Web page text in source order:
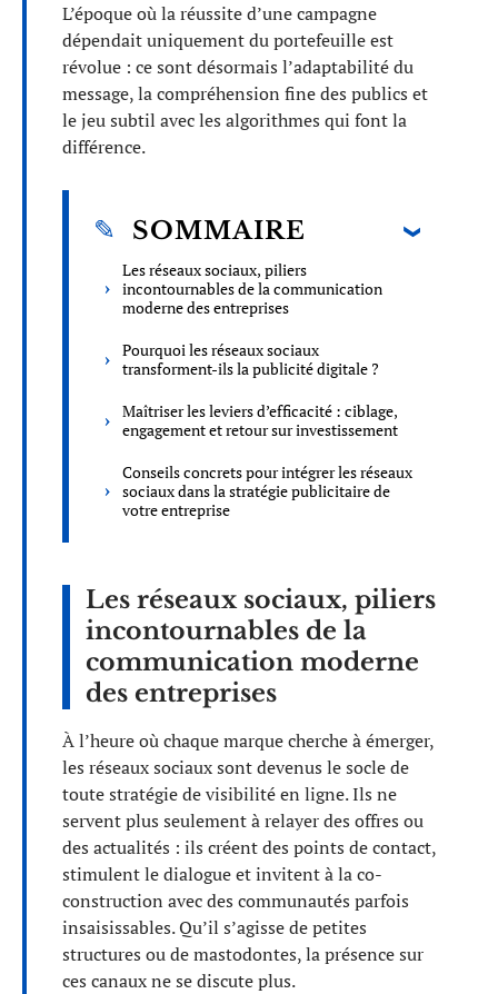
L’époque où la réussite d’une campagne
dépendait uniquement du portefeuille est
révolue : ce sont désormais l’adaptabilité du
message, la compréhension fine des publics et
le jeu subtil avec les algorithmes qui font la
différence.
SOMMAIRE
Les réseaux sociaux, piliers
incontournables de la communication
moderne des entreprises
Pourquoi les réseaux sociaux
transforment-ils la publicité digitale ?
Maîtriser les leviers d’efficacité : ciblage,
engagement et retour sur investissement
Conseils concrets pour intégrer les réseaux
sociaux dans la stratégie publicitaire de
votre entreprise
Les réseaux sociaux, piliers
incontournables de la
communication moderne
des entreprises
À l’heure où chaque marque cherche à émerger,
les réseaux sociaux sont devenus le socle de
toute stratégie de visibilité en ligne. Ils ne
servent plus seulement à relayer des offres ou
des actualités : ils créent des points de contact,
stimulent le dialogue et invitent à la co-
construction avec des communautés parfois
insaisissables. Qu’il s’agisse de petites
structures ou de mastodontes, la présence sur
ces canaux ne se discute plus.